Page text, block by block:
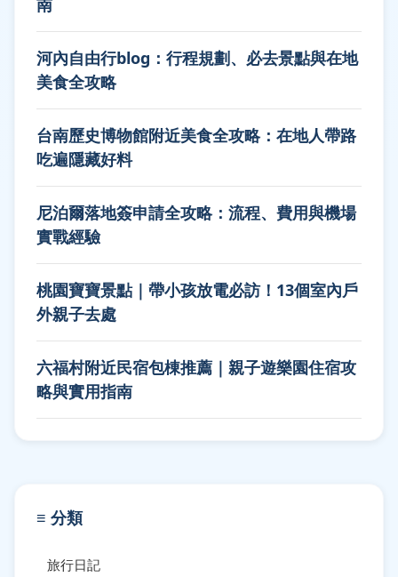
南
河內自由行blog：行程規劃、必去景點與在地
美食全攻略
台南歷史博物館附近美食全攻略：在地人帶路
吃遍隱藏好料
尼泊爾落地簽申請全攻略：流程、費用與機場
實戰經驗
桃園寶寶景點｜帶小孩放電必訪！13個室內戶
外親子去處
六福村附近民宿包棟推薦｜親子遊樂園住宿攻
略與實用指南
≡ 分類
旅行日記